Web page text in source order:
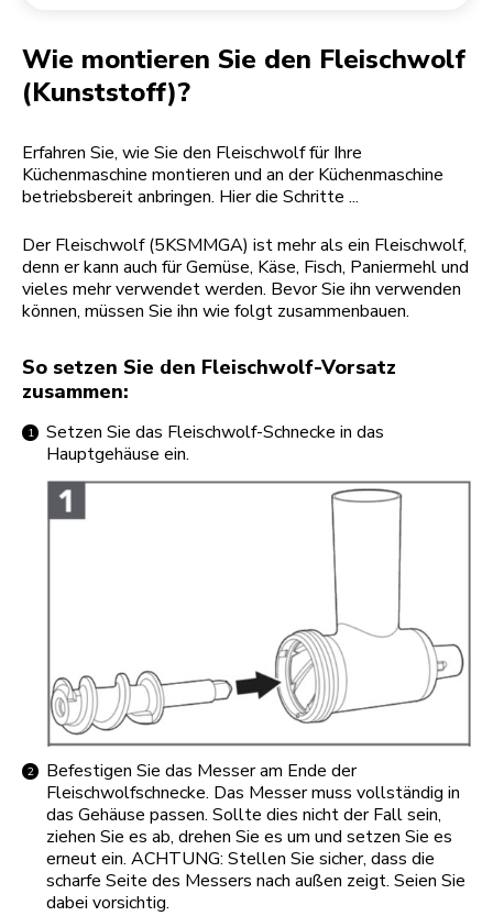
Wie montieren Sie den Fleischwolf
(Kunststoff)?
Erfahren Sie, wie Sie den Fleischwolf für Ihre
Küchenmaschine montieren und an der Küchenmaschine
betriebsbereit anbringen. Hier die Schritte ...
Der Fleischwolf (5KSMMGA) ist mehr als ein Fleischwolf,
denn er kann auch für Gemüse, Käse, Fisch, Paniermehl und
vieles mehr verwendet werden. Bevor Sie ihn verwenden
können, müssen Sie ihn wie folgt zusammenbauen.
So setzen Sie den Fleischwolf-Vorsatz
zusammen:
Setzen Sie das Fleischwolf-Schnecke in das
Hauptgehäuse ein.
Befestigen Sie das Messer am Ende der
Fleischwolfschnecke. Das Messer muss vollständig in
das Gehäuse passen. Sollte dies nicht der Fall sein,
ziehen Sie es ab, drehen Sie es um und setzen Sie es
erneut ein. ACHTUNG: Stellen Sie sicher, dass die
scharfe Seite des Messers nach außen zeigt. Seien Sie
dabei vorsichtig.